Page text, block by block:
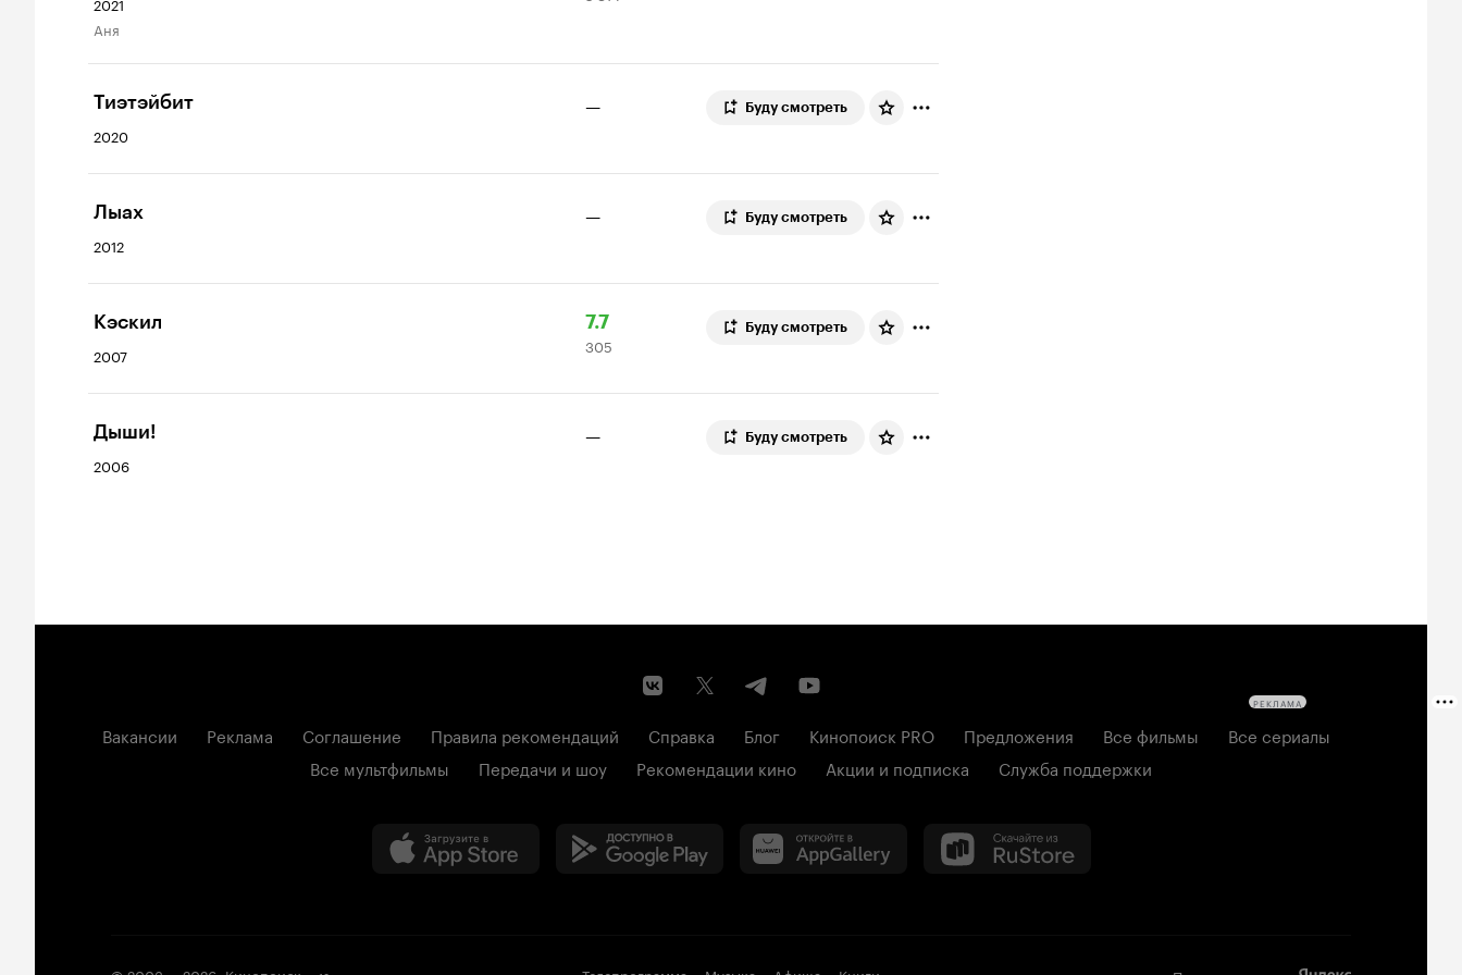
Аня
Тиэтэйбит
2020
— Буду смотреть
Лыах
2012
— Буду смотреть
Кэскил
2007
Рейтинг
Кинопоиска
7.7
305
оценок
305
Буду смотреть
Дыши!
2006
— Буду смотреть
Вакансии Реклама Соглашение Правила рекомендаций Справка Блог Кинопоиск PRO Предложения Все фильмы
Все сериалы
Все мультфильмы
Передачи и шоу Рекомендации кино Акции и подписка Служба поддержки
РЕКЛАМА